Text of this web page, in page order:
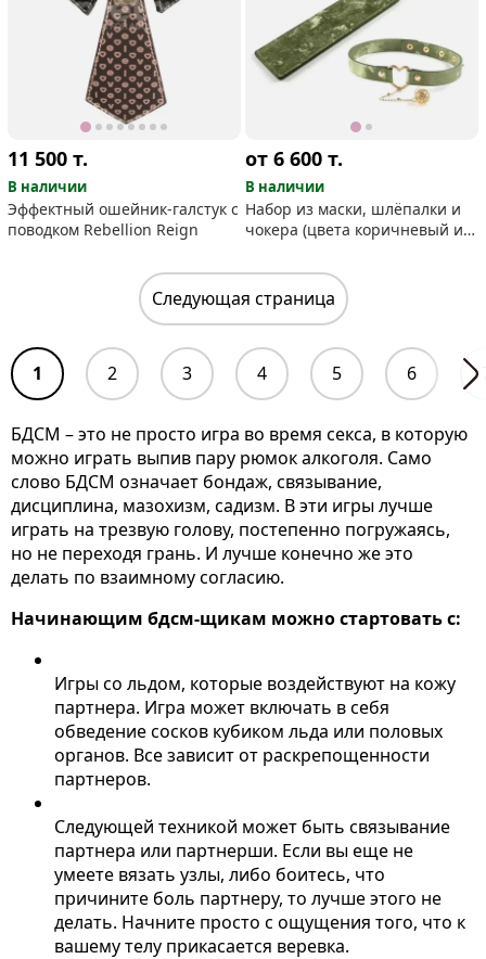
11 500т.
В наличии
Эффектный ошейник-галстук с
поводком Rebellion Reign
от 6 600т.
В наличии
Набор из маски, шлёпалки и
чокера (цвета коричневый и
Следующая страница
1 2 3 4 5 6
БДСМ – это не просто игра во время секса, в которую
можно играть выпив пару рюмок алкоголя. Само
слово БДСМ означает бондаж, связывание,
дисциплина, мазохизм, садизм. В эти игры лучше
играть на трезвую голову, постепенно погружаясь,
но не переходя грань. И лучше конечно же это
делать по взаимному согласию.
Начинающим бдсм-щикам можно стартовать с:
Игры со льдом, которые воздействуют на кожу
партнера. Игра может включать в себя
обведение сосков кубиком льда или половых
органов. Все зависит от раскрепощенности
партнеров.
Следующей техникой может быть связывание
партнера или партнерши. Если вы еще не
умеете вязать узлы, либо боитесь, что
причините боль партнеру, то лучше этого не
делать. Начните просто с ощущения того, что к
вашему телу прикасается веревка.